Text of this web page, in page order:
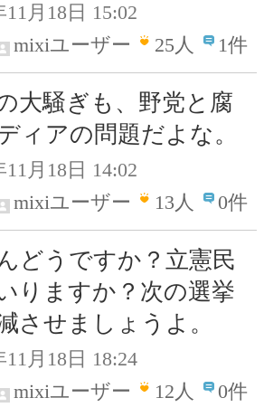
11月18日 15:02
mixiユーザー
25人 1件
大騒ぎも、野党と腐
ィアの問題だよな。
11月18日 14:02
mixiユーザー
13人 0件
どうですか？立憲民
りますか？次の選挙
させましょうよ。
11月18日 18:24
mixiユーザー
12人 0件